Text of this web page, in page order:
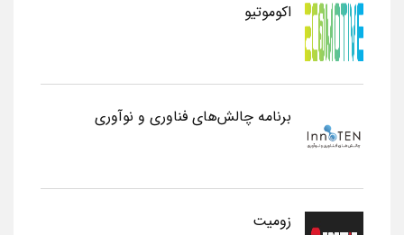
اکوموتیو
برنامه چالش‌های فناوری و نوآوری
زومیت